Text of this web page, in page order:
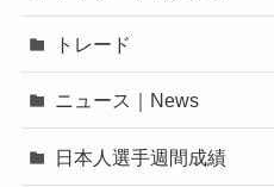
トレード
ニュース｜News
日本人選手週間成績